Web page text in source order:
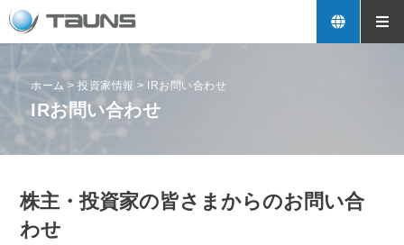
ホーム >投資家情報 > IRお問い合わせ
IRお問い合わせ
株主・投資家の皆さまからのお問い合
わせ